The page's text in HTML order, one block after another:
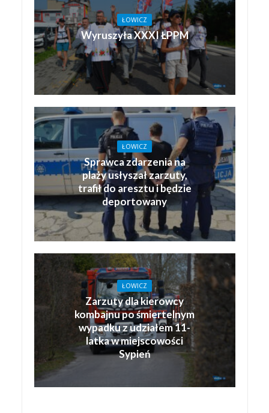
ŁOWICZ
Wyruszyła XXXI ŁPPM
ŁOWICZ
Sprawca zdarzenia na
plaży usłyszał zarzuty,
trafił do aresztu i będzie
deportowany
ŁOWICZ
Zarzuty dla kierowcy
kombajnu po śmiertelnym
wypadku z udziałem 11-
latka w miejscowości
Sypień